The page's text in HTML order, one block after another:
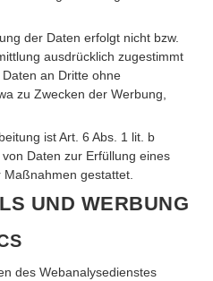
der Daten erfolgt nicht bzw.
ausdrücklich zugestimmt
an Dritte ohne
zu Zwecken der Werbung,
ist Art. 6 Abs. 1 lit. b
Daten zur Erfüllung eines
gestattet.
UND WERBUNG
des Webanalysedienstes